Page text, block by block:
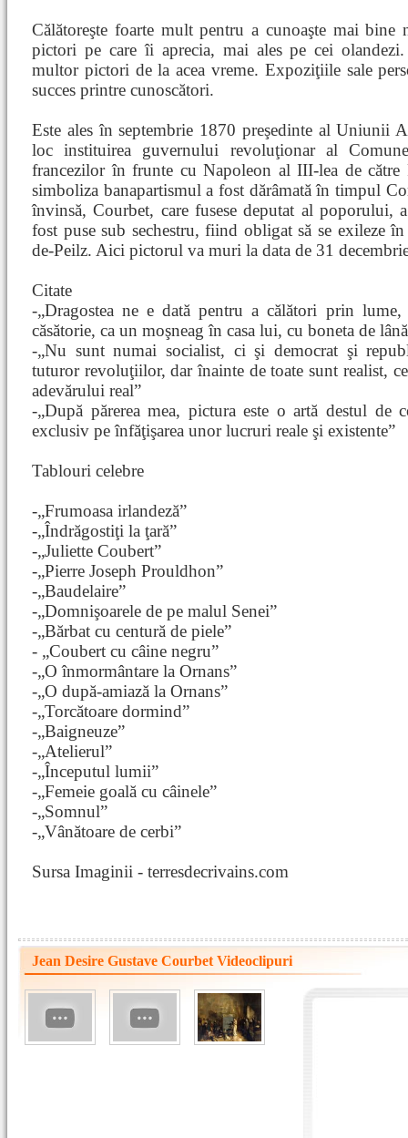
Călătoreşte foarte mult pentru a cunoaşte mai bine
pictori pe care îi aprecia, mai ales pe cei olandezi.
multor pictori de la acea vreme. Expoziţiile sale
succes printre cunoscători.
Este ales în septembrie 1870 preşedinte al Uniunii
loc instituirea guvernului revoluţionar al
francezilor în frunte cu Napoleon al III-lea de către
simboliza banapartismul a fost dărâmată în timpul
învinsă, Courbet, care fusese deputat al poporului,
fost puse sub sechestru, fiind obligat să se exileze
de-Peilz. Aici pictorul va muri la data de 31
Citate
-„Dragostea ne e dată pentru a călători prin
căsătorie, ca un moşneag în casa lui, cu boneta de
-„Nu sunt numai socialist, ci şi democrat şi
tuturor revoluţiilor, dar înainte de toate sunt realist,
adevărului real”
-„După părerea mea, pictura este o artă destul de
exclusiv pe înfăţişarea unor lucruri reale şi existente”
Tablouri celebre
-„Frumoasa irlandeză”
-„Îndrăgostiţi la ţară”
-„Juliette Coubert”
-„Pierre Joseph Prouldhon”
-„Baudelaire”
-„Domnişoarele de pe malul Senei”
-„Bărbat cu centură de piele”
- „Coubert cu câine negru”
-„O înmormântare la Ornans”
-„O după-amiază la Ornans”
-„Torcătoare dormind”
-„Baigneuze”
-„Atelierul”
-„Începutul lumii”
-„Femeie goală cu câinele”
-„Somnul”
-„Vânătoare de cerbi”
Sursa Imaginii - terresdecrivains.com
Jean Desire Gustave Courbet Videoclipuri